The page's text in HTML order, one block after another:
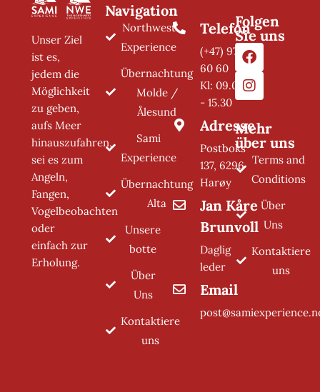
Unser Ziel
ist es,
jedem die
Möglichkeit
zu geben,
aufs Meer
hinauszufahren,
sei es zum
Angeln,
Fangen,
Vogelbeobachten
oder
einfach zur
Erholung.
Navigation
Northwest
Experience
Übernachtung
Molde /
Ålesund
Sami
Experience
Übernachtung
Alta
Unsere
botte
Über
Uns
Kontaktiere
uns
Telefon
(+47) 97 11
60 60
Kl: 09.00
- 15.30
Adresse
Postboks
137, 6296
Harøy
Jan Kåre
Brunvoll
Daglig
leder
Email
Folgen
Sie uns
Mehr
über uns
Terms and
Conditions
Über
Uns
Kontaktiere
uns